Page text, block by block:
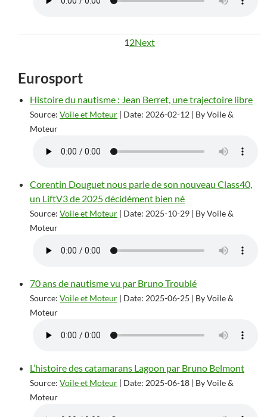
12Next
Eurosport
Histoire du nautisme : Jean Berret, une trajectoire libre
Source: Voile et Moteur Date: 2026-02-12
By Voile &
Moteur
Corentin Douguet nous parle de son nouveau Class40,
un LiftV3 de 2025 décidément bien né
Source: Voile et Moteur Date: 2025-10-29
By Voile &
Moteur
70 ans de nautisme vu par Bruno Troublé
Source: Voile et Moteur Date: 2025-06-25
By Voile &
Moteur
L’histoire des catamarans Lagoon par Bruno Belmont
Source: Voile et Moteur Date: 2025-06-18
By Voile &
Moteur